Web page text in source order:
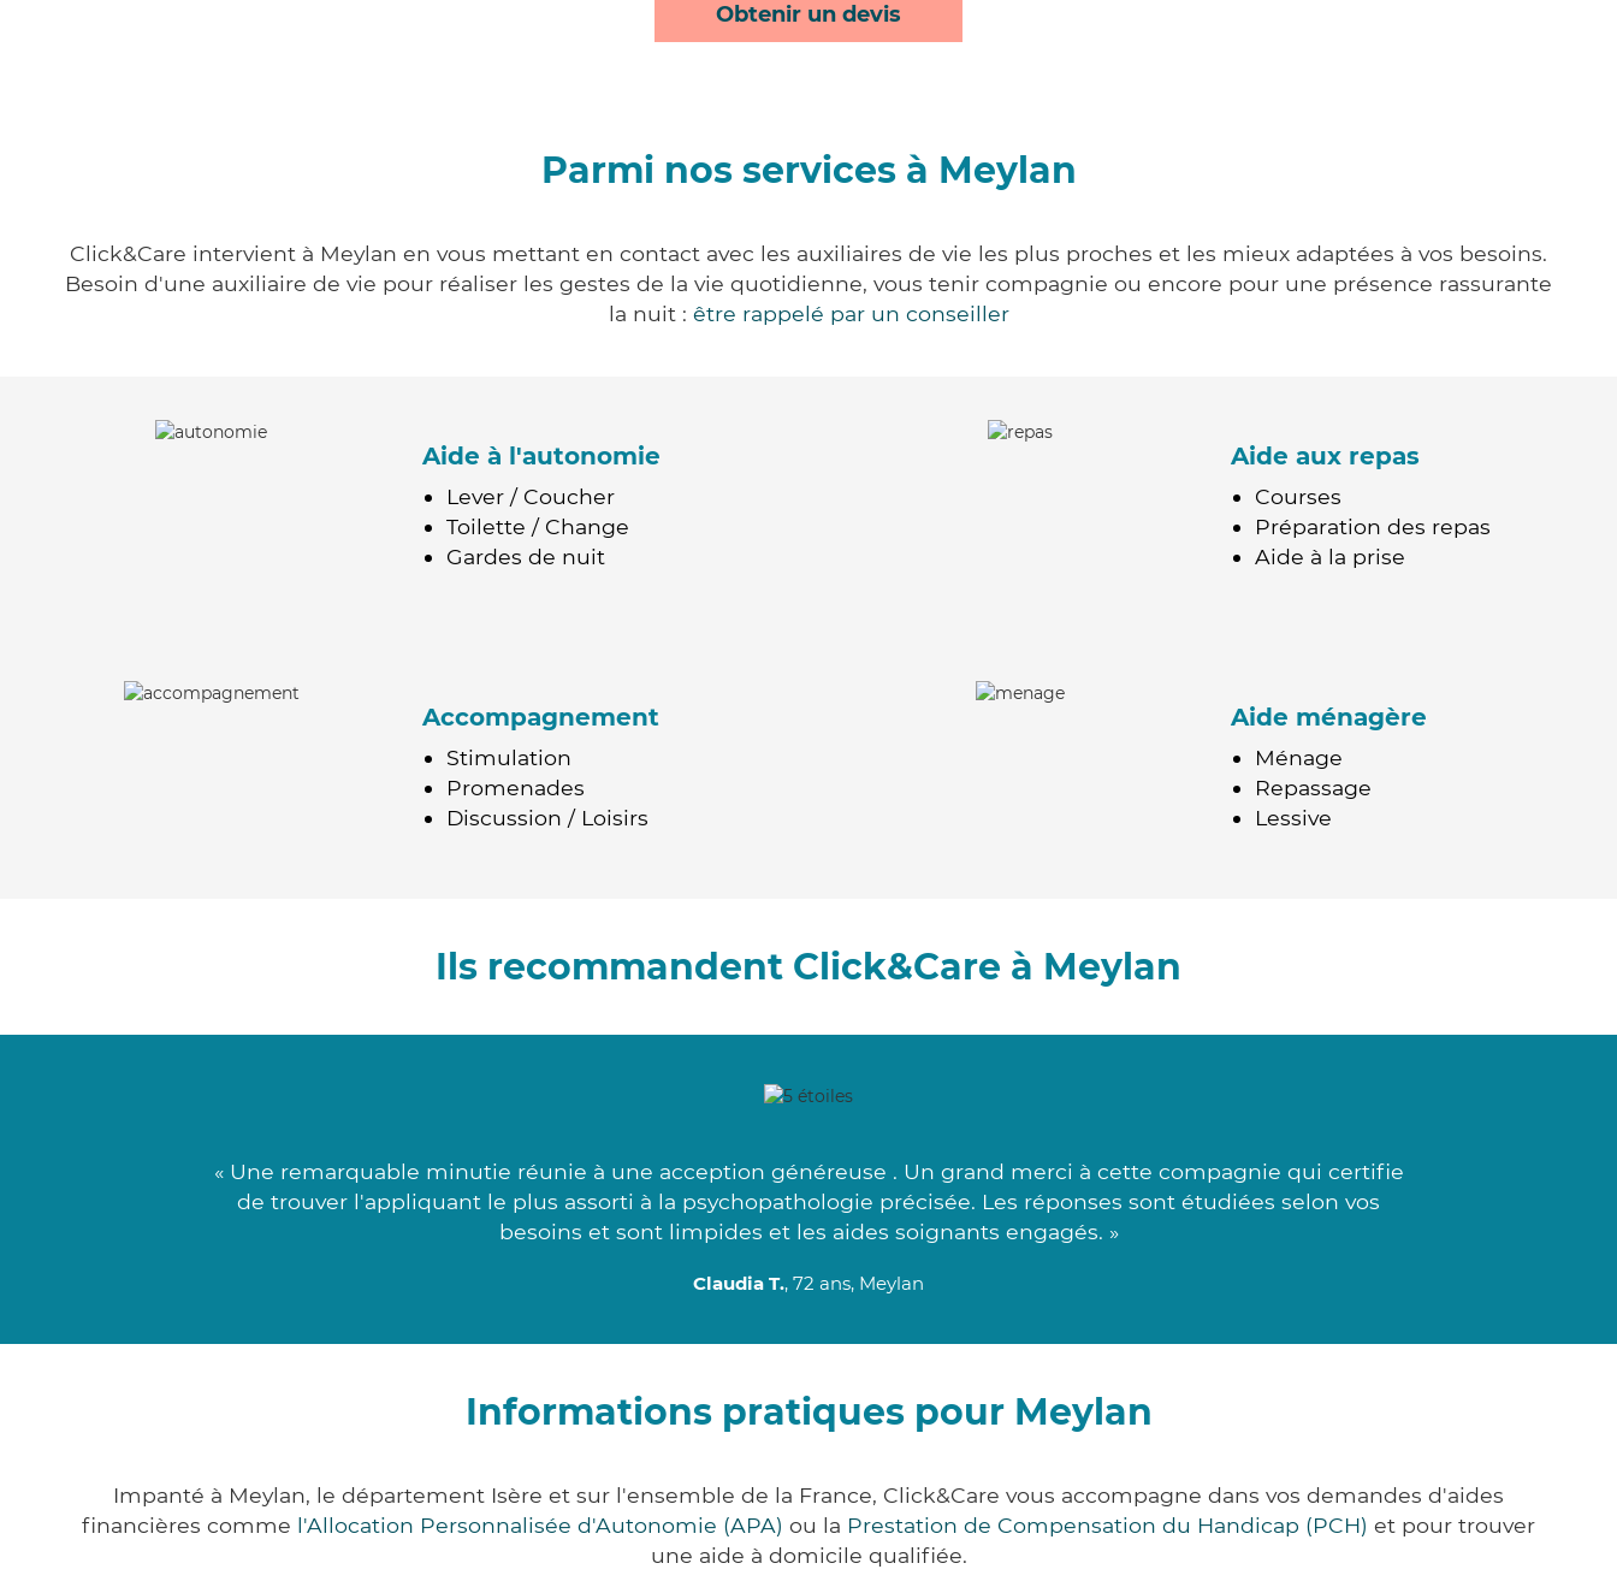
Obtenir un devis
Parmi nos services à Meylan
Click&Care intervient à Meylan en vous mettant en contact avec les auxiliaires de vie les plus proches et les mieux adaptées à vos besoins.
Besoin d'une auxiliaire de vie pour réaliser les gestes de la vie quotidienne, vous tenir compagnie ou encore pour une présence rassurante
la nuit : être rappelé par un conseiller
Aide à l'autonomie
Lever / Coucher
Toilette / Change
Gardes de nuit
Aide aux repas
Courses
Préparation des repas
Aide à la prise
Accompagnement
Stimulation
Promenades
Discussion / Loisirs
Aide ménagère
Ménage
Repassage
Lessive
Ils recommandent Click&Care à Meylan
« Une remarquable minutie réunie à une acception généreuse . Un grand merci à cette compagnie qui certifie
de trouver l'appliquant le plus assorti à la psychopathologie précisée. Les réponses sont étudiées selon vos
besoins et sont limpides et les aides soignants engagés. »
Claudia T., 72 ans, Meylan
Informations pratiques pour Meylan
Impanté à Meylan, le département Isère et sur l'ensemble de la France, Click&Care vous accompagne dans vos demandes d'aides
financières comme l'Allocation Personnalisée d'Autonomie (APA) ou la Prestation de Compensation du Handicap (PCH) et pour trouver
une aide à domicile qualifiée.